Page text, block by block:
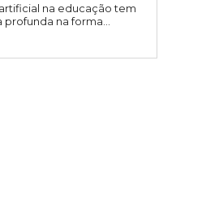
na educação tem
na forma...